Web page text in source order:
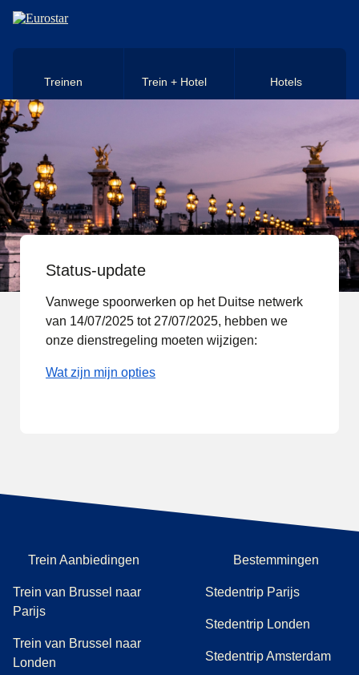
Naar hoofdinhoud
Treinen Trein + Hotel Hotels
Status-update
Vanwege spoorwerken op het Duitse netwerk
van 14/07/2025 tot 27/07/2025, hebben we
onze dienstregeling moeten wijzigen:
Wat zijn mijn opties
Trein Aanbiedingen
Trein van Brussel naar
Parijs
Trein van Brussel naar
Londen
Bestemmingen
Stedentrip Parijs
Stedentrip Londen
Stedentrip Amsterdam